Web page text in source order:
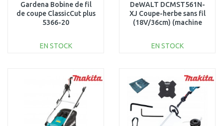
Gardena Bobine de fil
de coupe ClassicCut plus
5366-20
EN STOCK
Au comparatif
DeWALT DCMST561N-
XJ Coupe-herbe sans fil
(18V/36cm) (machine
EN STOCK
Au comparatif